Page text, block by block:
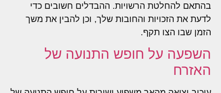
בהתאם להחלטת הרשויות. ההבדלים חשובים כדי
לדעת את הזכויות והחובות שלך, וכן להבין את משך
הזמן שבו הצו תקף.
השפעה על חופש התנועה של
האזרח